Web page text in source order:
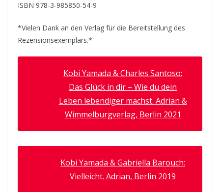
ISBN 978-3-985850-54-9
*Vielen Dank an den Verlag für die Bereitstellung des
Rezensionsexemplars.*
Kobi Yamada & Charles Santoso:
Das Glück in dir – Wie du dein
Leben lebendiger machst. Adrian &
Wimmelburgverlag, Berlin 2021
Kobi Yamada & Gabriella Barouch:
Vielleicht. Adrian, Berlin 2019